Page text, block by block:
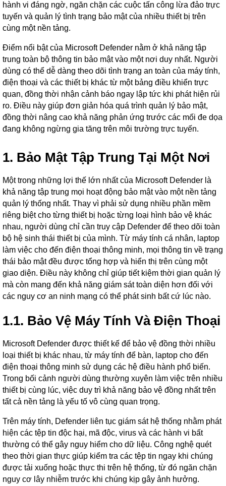
hành vi đáng ngờ, ngăn chặn các cuộc tấn công lừa đảo trực
tuyến và quản lý tình trạng bảo mật của nhiều thiết bị trên
cùng một nền tảng.
Điểm nổi bật của Microsoft Defender nằm ở khả năng tập
trung toàn bộ thông tin bảo mật vào một nơi duy nhất. Người
dùng có thể dễ dàng theo dõi tình trạng an toàn của máy tính,
điện thoại và các thiết bị khác từ một bảng điều khiển trực
quan, đồng thời nhận cảnh báo ngay lập tức khi phát hiện rủi
ro. Điều này giúp đơn giản hóa quá trình quản lý bảo mật,
đồng thời nâng cao khả năng phản ứng trước các mối đe dọa
đang không ngừng gia tăng trên môi trường trực tuyến.
1. Bảo Mật Tập Trung Tại Một Nơi
Một trong những lợi thế lớn nhất của Microsoft Defender là
khả năng tập trung mọi hoạt động bảo mật vào một nền tảng
quản lý thống nhất. Thay vì phải sử dụng nhiều phần mềm
riêng biệt cho từng thiết bị hoặc từng loại hình bảo vệ khác
nhau, người dùng chỉ cần truy cập Defender để theo dõi toàn
bộ hệ sinh thái thiết bị của mình. Từ máy tính cá nhân, laptop
làm việc cho đến điện thoại thông minh, mọi thông tin về trạng
thái bảo mật đều được tổng hợp và hiển thị trên cùng một
giao diện. Điều này không chỉ giúp tiết kiệm thời gian quản lý
mà còn mang đến khả năng giám sát toàn diện hơn đối với
các nguy cơ an ninh mạng có thể phát sinh bất cứ lúc nào.
1.1. Bảo Vệ Máy Tính Và Điện Thoại
Microsoft Defender được thiết kế để bảo vệ đồng thời nhiều
loại thiết bị khác nhau, từ máy tính để bàn, laptop cho đến
điện thoại thông minh sử dụng các hệ điều hành phổ biến.
Trong bối cảnh người dùng thường xuyên làm việc trên nhiều
thiết bị cùng lúc, việc duy trì khả năng bảo vệ đồng nhất trên
tất cả nền tảng là yếu tố vô cùng quan trọng.
Trên máy tính, Defender liên tục giám sát hệ thống nhằm phát
hiện các tệp tin độc hại, mã độc, virus và các hành vi bất
thường có thể gây nguy hiểm cho dữ liệu. Công nghệ quét
theo thời gian thực giúp kiểm tra các tệp tin ngay khi chúng
được tải xuống hoặc thực thi trên hệ thống, từ đó ngăn chặn
nguy cơ lây nhiễm trước khi chúng kịp gây ảnh hưởng.